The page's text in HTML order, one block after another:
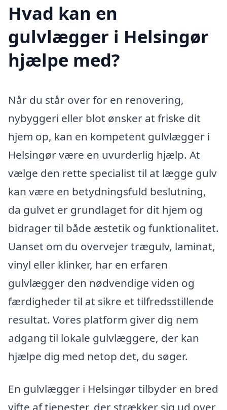
Hvad kan en
gulvlægger i Helsingør
hjælpe med?
Når du står over for en renovering,
nybyggeri eller blot ønsker at friske dit
hjem op, kan en kompetent gulvlægger i
Helsingør være en uvurderlig hjælp. At
vælge den rette specialist til at lægge gulv
kan være en betydningsfuld beslutning,
da gulvet er grundlaget for dit hjem og
bidrager til både æstetik og funktionalitet.
Uanset om du overvejer trægulv, laminat,
vinyl eller klinker, har en erfaren
gulvlægger den nødvendige viden og
færdigheder til at sikre et tilfredsstillende
resultat. Vores platform giver dig nem
adgang til lokale gulvlæggere, der kan
hjælpe dig med netop det, du søger.
En gulvlægger i Helsingør tilbyder en bred
vifte af tjenester, der strækker sig ud over